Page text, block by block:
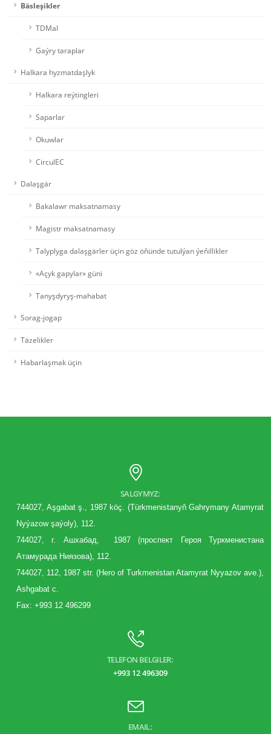
Bäsleşikler
TDMaI
Gaýry taraplar
Halkara hyzmatdaşlyk
Halkara reýtingleri
Saparlar
Okuwlar
CirculEC
Dalaşgär
Bakalawr maksatnamasy
Magistr maksatnamasy
Talyplyga dalaşgärler üçin göz öňünde tutulýan ýeňillikler
«Açyk gapylar» güni
Tanyşdyryş-mahabat
Sorag-jogap
Täzelikler
Habarlaşmak üçin
SALGYMYZ:
744027, Aşgabat ş., 1987 köç. (Türkmenistanyň Gahrymany Atamyrat
Nyýazow şaýoly), 112.
744027, г. Aшхабад, 1987 (проспект Героя Туркменистана
Атамурада Ниязова), 112.
744027, 112, 1987 str. (Hero of Turkmenistan Atamyrat Nyyazov ave.),
Ashgabat c.
Fax: +993 12 496299
TELEFON BELGILER:
+993 12 496309
EMAIL: